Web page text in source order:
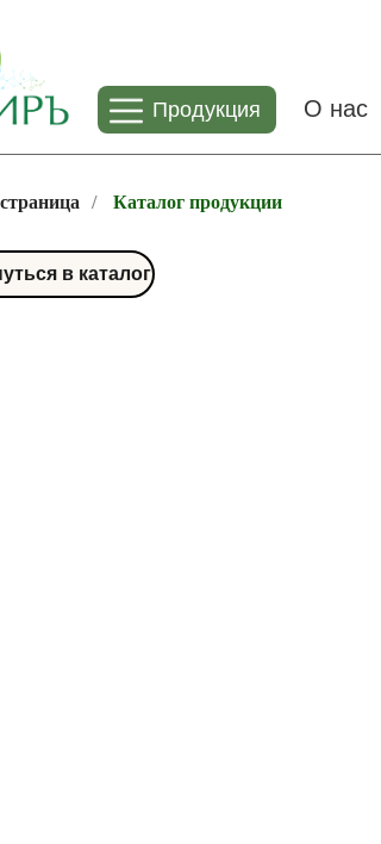
О нас
Продукция
/ Каталог продукции
в каталог